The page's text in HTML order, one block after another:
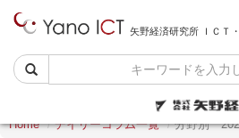
矢野経済研究所 ＩＣＴ
Home デイリーコラム一覧 分野別